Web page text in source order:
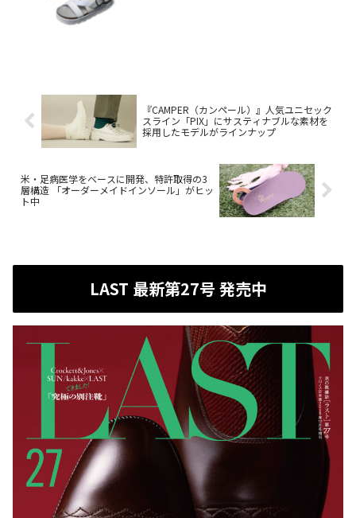
『CAMPER（カンペール）』人気ユニセック
スライン「PIX」にサスティナブルな素材を
採用したモデルがラインナップ
米・足病医学をベースに開発、特許取得の3
層構造 「オーダーメイドインソール」がヒッ
ト中
LAST 最新第27号 発売中